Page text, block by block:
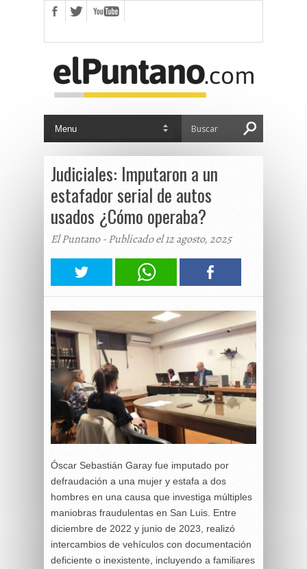
Judiciales: Imputaron a un
estafador serial de autos
usados ¿Cómo operaba?
El Puntano - Publicado el 12 agosto, 2025
Óscar Sebastián Garay fue imputado por
defraudación a una mujer y estafa a dos
hombres en una causa que investiga múltiples
maniobras fraudulentas en San Luis. Entre
diciembre de 2022 y junio de 2023, realizó
intercambios de vehículos con documentación
deficiente o inexistente, incluyendo a familiares